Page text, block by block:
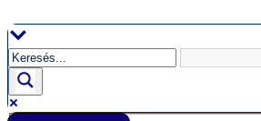
a
tartalomhoz